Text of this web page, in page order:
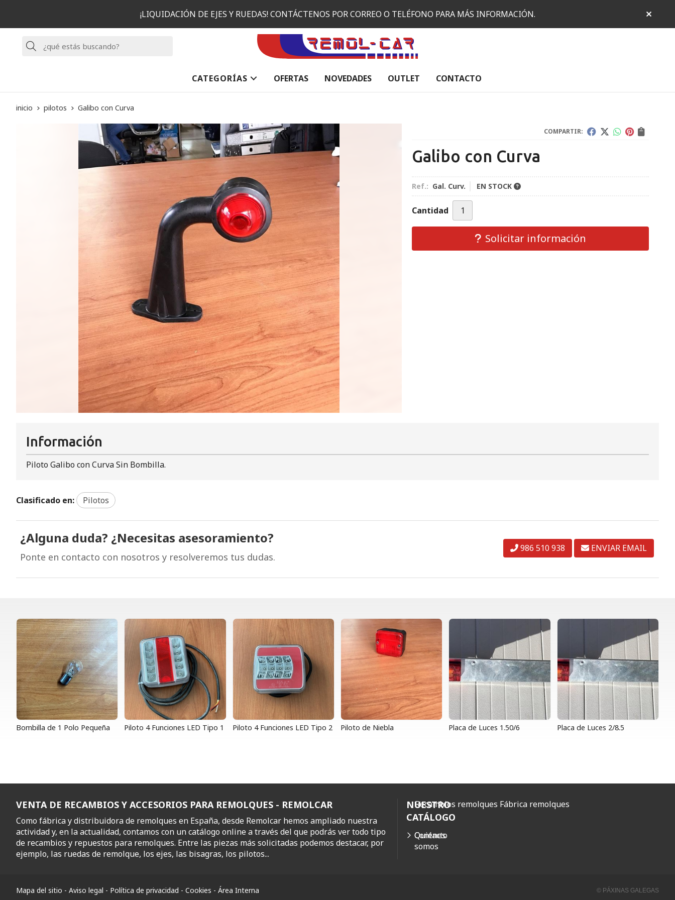
¡LIQUIDACIÓN DE EJES Y RUEDAS! CONTÁCTENOS POR CORREO O TELÉFONO PARA MÁS INFORMACIÓN.
Buscar
CATEGORÍAS OFERTAS NOVEDADES OUTLET CONTACTO
inicio pilotos Galibo con Curva
COMPARTIR:
Galibo con Curva
Ref.: Gal. Curv. EN STOCK
Cantidad
Solicitar información
Información
Piloto Galibo con Curva Sin Bombilla.
Clasificado en: Pilotos
¿Alguna duda? ¿Necesitas asesoramiento?
Ponte en contacto con nosotros y resolveremos tus dudas.
986 510 938 ENVIAR EMAIL
Bombilla de 1 Polo Pequeña Piloto 4 Funciones LED Tipo 1 Piloto 4 Funciones LED Tipo 2 Piloto de Niebla Placa de Luces 1.50/6 Placa de Luces 2/8.5
VENTA DE RECAMBIOS Y ACCESORIOS PARA REMOLQUES - REMOLCAR
Como fábrica y distribuidora de remolques en España, desde Remolcar hemos ampliado nuestra
actividad y, en la actualidad, contamos con un catálogo online a través del que podrás ver todo tipo
de recambios y repuestos para remolques. Entre las piezas más solicitadas podemos destacar, por
ejemplo, las ruedas de remolque, los ejes, las bisagras, los pilotos...
NUESTRO
CATÁLOGO
Quiénes
somos
Contacto
Recambios remolques Fábrica remolques
Mapa del sitio - Aviso legal - Política de privacidad - Cookies - Área Interna © PÁXINAS GALEGAS